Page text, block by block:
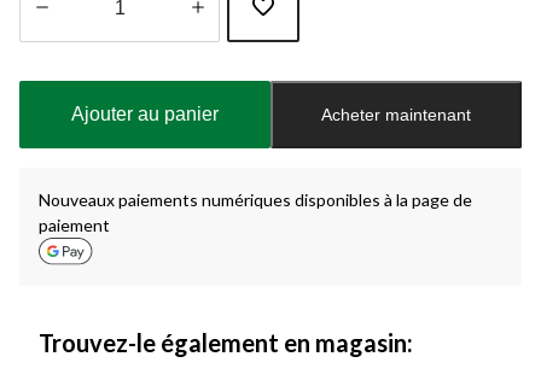
à
Ajouter au panier Acheter maintenant
Nouveaux paiements numériques disponibles à la page de
paiement
Trouvez-le également en magasin: